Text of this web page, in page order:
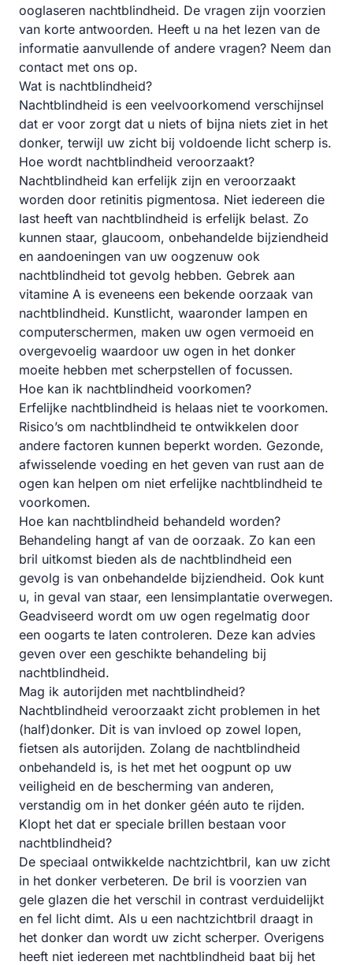
ooglaseren nachtblindheid. De vragen zijn voorzien
van korte antwoorden. Heeft u na het lezen van de
informatie aanvullende of andere vragen? Neem dan
contact met ons op.
Wat is nachtblindheid?
Nachtblindheid is een veelvoorkomend verschijnsel
dat er voor zorgt dat u niets of bijna niets ziet in het
donker, terwijl uw zicht bij voldoende licht scherp is.
Hoe wordt nachtblindheid veroorzaakt?
Nachtblindheid kan erfelijk zijn en veroorzaakt
worden door retinitis pigmentosa. Niet iedereen die
last heeft van nachtblindheid is erfelijk belast. Zo
kunnen staar, glaucoom, onbehandelde bijziendheid
en aandoeningen van uw oogzenuw ook
nachtblindheid tot gevolg hebben. Gebrek aan
vitamine A is eveneens een bekende oorzaak van
nachtblindheid. Kunstlicht, waaronder lampen en
computerschermen, maken uw ogen vermoeid en
overgevoelig waardoor uw ogen in het donker
moeite hebben met scherpstellen of focussen.
Hoe kan ik nachtblindheid voorkomen?
Erfelijke nachtblindheid is helaas niet te voorkomen.
Risico’s om nachtblindheid te ontwikkelen door
andere factoren kunnen beperkt worden. Gezonde,
afwisselende voeding en het geven van rust aan de
ogen kan helpen om niet erfelijke nachtblindheid te
voorkomen.
Hoe kan nachtblindheid behandeld worden?
Behandeling hangt af van de oorzaak. Zo kan een
bril uitkomst bieden als de nachtblindheid een
gevolg is van onbehandelde bijziendheid. Ook kunt
u, in geval van staar, een lensimplantatie overwegen.
Geadviseerd wordt om uw ogen regelmatig door
een oogarts te laten controleren. Deze kan advies
geven over een geschikte behandeling bij
nachtblindheid.
Mag ik autorijden met nachtblindheid?
Nachtblindheid veroorzaakt zicht problemen in het
(half)donker. Dit is van invloed op zowel lopen,
fietsen als autorijden. Zolang de nachtblindheid
onbehandeld is, is het met het oogpunt op uw
veiligheid en de bescherming van anderen,
verstandig om in het donker géén auto te rijden.
Klopt het dat er speciale brillen bestaan voor
nachtblindheid?
De speciaal ontwikkelde nachtzichtbril, kan uw zicht
in het donker verbeteren. De bril is voorzien van
gele glazen die het verschil in contrast verduidelijkt
en fel licht dimt. Als u een nachtzichtbril draagt in
het donker dan wordt uw zicht scherper. Overigens
heeft niet iedereen met nachtblindheid baat bij het